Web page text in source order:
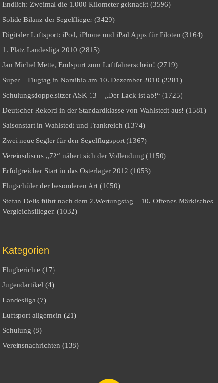
Endlich: Zweimal die 1.000 Kilometer geknackt (3596)
Solide Bilanz der Segelflieger (3429)
Digitaler Luftsport: iPod, iPhone und iPad Apps für Piloten (3164)
1. Platz Landesliga 2010 (2815)
Jan Michel Mette, Endspurt zum Luftfahrerschein! (2719)
Super – Flugtag in Namibia am 10. Dezember 2010 (2281)
Schulungsdoppelsitzer ASK 13 – „Der Lack ist ab!“ (1725)
Deutscher Rekord in der Standardklasse von Wahlstedt aus! (1581)
Saisonstart in Wahlstedt und Frankreich (1374)
Zwei neue Segler für den Segelflugsport (1367)
Vereinsdiscus „72“ nähert sich der Vollendung (1150)
Erfolgreicher Start in das Osterlager 2012 (1053)
Flugschüler der besonderen Art (1050)
Stefan Delfs führt nach dem 2.Wertungstag – 10. Offenes Märkisches
Vergleichsfliegen (1032)
Kategorien
Flugberichte (17)
Jugendartikel (4)
Landesliga (7)
Luftsport allgemein (21)
Schulung (8)
Vereinsnachrichten (138)